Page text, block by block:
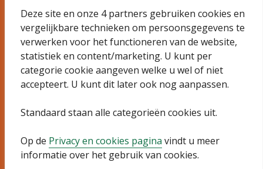
Deze site en onze 4 partners gebruiken cookies en
vergelijkbare technieken om persoonsgegevens te
verwerken voor het functioneren van de website,
statistiek en content/marketing. U kunt per
categorie cookie aangeven welke u wel of niet
accepteert. U kunt dit later ook nog aanpassen.
Standaard staan alle categorieën cookies uit.
Op de Privacy en cookies pagina vindt u meer
informatie over het gebruik van cookies.
Ontdek 't Suyt 2
Actueel
Algemeen
Sitemap
Privacyverklaring
Toegankelijkheidsverklaring